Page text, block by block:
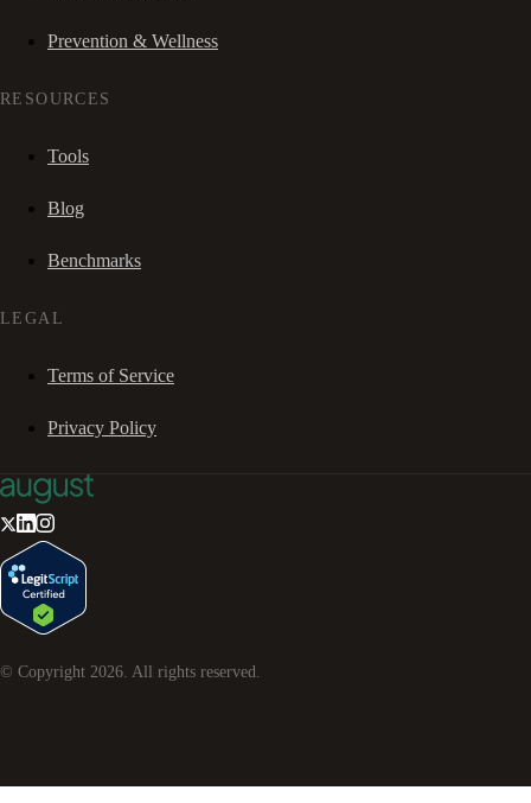
Prevention & Wellness
RESOURCES
Tools
Blog
Benchmarks
LEGAL
Terms of Service
Privacy Policy
© Copyright 2026 . All rights reserved.